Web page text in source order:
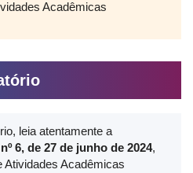
Acadêmicas
leia atentamente a
6, de 27 de junho de 2024,
Acadêmicas